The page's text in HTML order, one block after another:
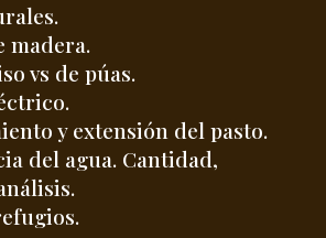
madera.
vs de púas.
y extensión del pasto.
del agua. Cantidad,